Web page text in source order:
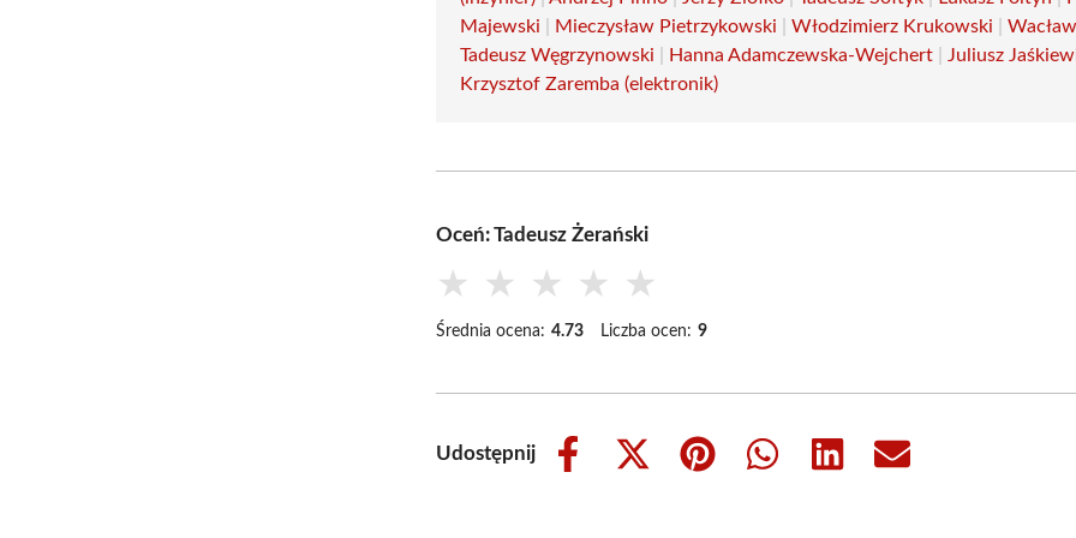
Majewski
Mieczysław Pietrzykowski |Włodzimierz Krukowski |
Tadeusz Węgrzynowski
Hanna Adamczewska-Wejchert Juliusz
Krzysztof Zaremba (elektronik)
Oceń: Tadeusz Żerański
★ ★ ★ ★ ★
Średnia ocena: 4.73 Liczba ocen: 9
Udostępnij
Share
Share
Share
Share
Share
Share